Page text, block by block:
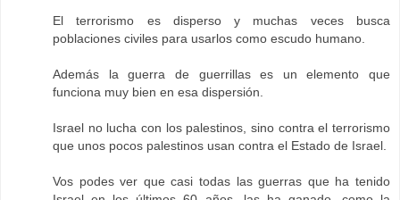
El terrorismo es disperso y muchas veces busca
poblaciones civiles para usarlos como escudo humano.
Además la guerra de guerrillas es un elemento que
funciona muy bien en esa dispersión.
Israel no lucha con los palestinos, sino contra el terrorismo
que unos pocos palestinos usan contra el Estado de Israel.
Vos podes ver que casi todas las guerras que ha tenido